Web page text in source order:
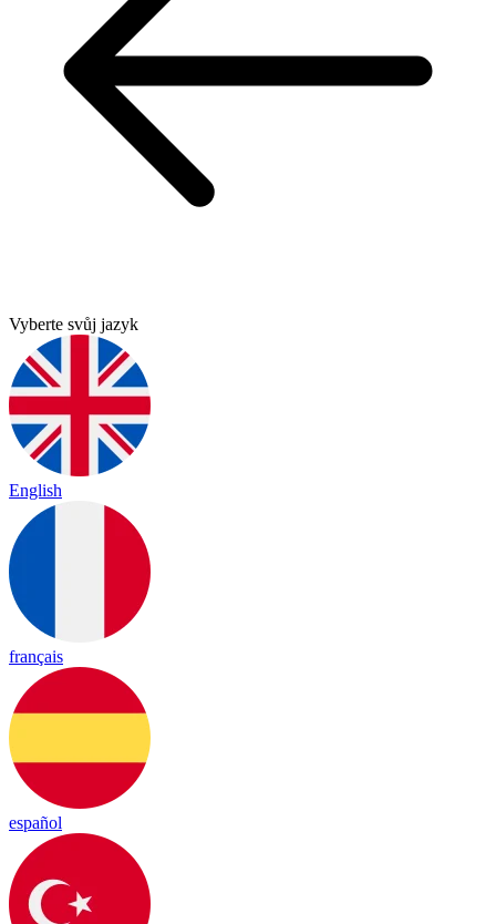
Vyberte svůj jazyk
English
français
español